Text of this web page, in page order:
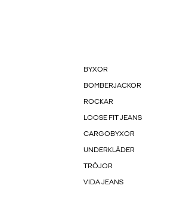
BYXOR
BOMBERJACKOR
ROCKAR
LOOSE FIT JEANS
CARGOBYXOR
UNDERKLÄDER
TRÖJOR
VIDA JEANS